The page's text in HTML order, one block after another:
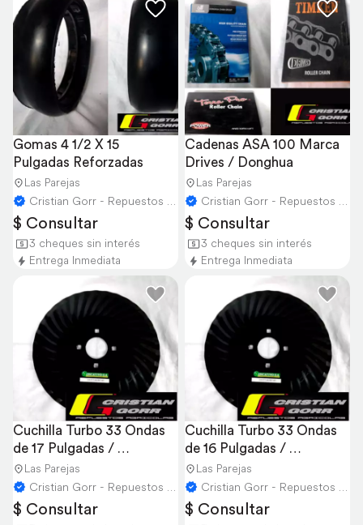
Gomas 4 1/2 X 15
Pulgadas Reforzadas
Las Parejas
Cristian Gorr - Repuestos Agricolas
$ Consultar
3 cheques sin interés
Entrega Inmediata
Cadenas ASA 100 Marca
Drives / Donghua
Las Parejas
Cristian Gorr - Repuestos Agricolas
$ Consultar
3 cheques sin interés
Entrega Inmediata
Cuchilla Turbo 33 Ondas
de 17 Pulgadas /
Sembradoras
Las Parejas
Cristian Gorr - Repuestos Agricolas
$ Consultar
Cuchilla Turbo 33 Ondas
de 16 Pulgadas /
Sembradoras
Las Parejas
Cristian Gorr - Repuestos Agricolas
$ Consultar